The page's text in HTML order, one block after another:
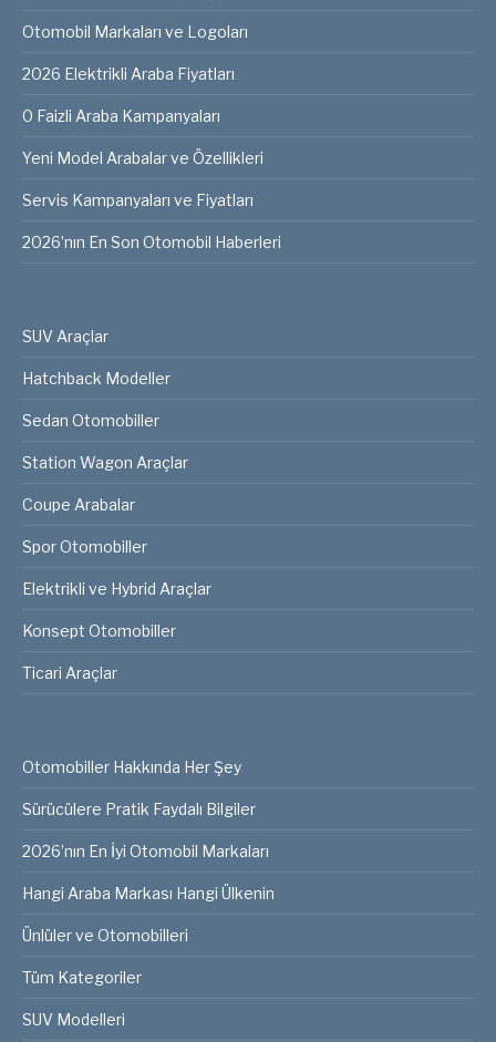
Otomobil Markaları ve Logoları
2026 Elektrikli Araba Fiyatları
0 Faizli Araba Kampanyaları
Yeni Model Arabalar ve Özellikleri
Servis Kampanyaları ve Fiyatları
2026’nın En Son Otomobil Haberleri
SUV Araçlar
Hatchback Modeller
Sedan Otomobiller
Station Wagon Araçlar
Coupe Arabalar
Spor Otomobiller
Elektrikli ve Hybrid Araçlar
Konsept Otomobiller
Ticari Araçlar
Otomobiller Hakkında Her Şey
Sürücülere Pratik Faydalı Bilgiler
2026’nın En İyi Otomobil Markaları
Hangi Araba Markası Hangi Ülkenin
Ünlüler ve Otomobilleri
Tüm Kategoriler
SUV Modelleri